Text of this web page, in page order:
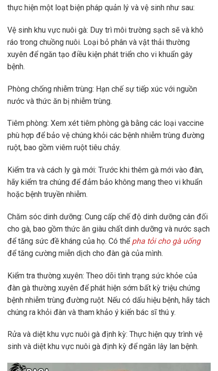
thực hiện một loạt biện pháp quản lý và vệ sinh như sau:
Vệ sinh khu vực nuôi gà: Duy trì môi trường sạch sẽ và khô
ráo trong chuồng nuôi. Loại bỏ phân và vật thải thường
xuyên để ngăn tạo điều kiện phát triển cho vi khuẩn gây
bệnh.
Phòng chống nhiễm trùng: Hạn chế sự tiếp xúc với nguồn
nước và thức ăn bị nhiễm trùng.
Tiêm phòng: Xem xét tiêm phòng gà bằng các loại vaccine
phù hợp để bảo vệ chúng khỏi các bệnh nhiễm trùng đường
ruột, bao gồm viêm ruột tiêu chảy.
Kiểm tra và cách ly gà mới: Trước khi thêm gà mới vào đàn,
hãy kiểm tra chúng để đảm bảo không mang theo vi khuẩn
hoặc bệnh truyền nhiễm.
Chăm sóc dinh dưỡng: Cung cấp chế độ dinh dưỡng cân đối
cho gà, bao gồm thức ăn giàu chất dinh dưỡng và nước sạch
để tăng sức đề kháng của họ. Có thể pha tỏi cho gà uống
để tăng cường miễn dịch cho đàn gà của mình.
Kiểm tra thường xuyên: Theo dõi tình trạng sức khỏe của
đàn gà thường xuyên để phát hiện sớm bất kỳ triệu chứng
bệnh nhiễm trùng đường ruột. Nếu có dấu hiệu bệnh, hãy tách
chúng ra khỏi đàn và tham khảo ý kiến bác sĩ thú y.
Rửa và diệt khu vực nuôi gà định kỳ: Thực hiện quy trình vệ
sinh và diệt khu vực nuôi gà định kỳ để ngăn lây lan bệnh.